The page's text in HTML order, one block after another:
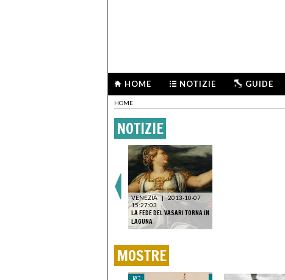
HOME NOTIZIE GUIDE
HOME
NOTIZIE
VENEZIA | 2013-10-07
15:27:03
LA FEDE DEL VASARI TORNA IN
LAGUNA
MOSTRE